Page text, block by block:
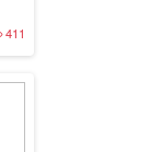
411